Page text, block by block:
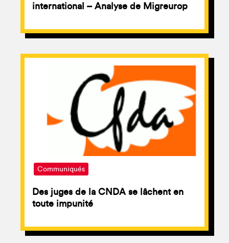
international – Analyse de Migreurop
Communiqués
Des juges de la CNDA se lâchent en
toute impunité